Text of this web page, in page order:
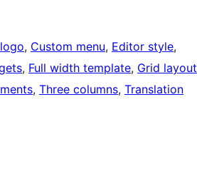
, Custom menu, Editor style
, Full width template, Grid layout
, Three columns, Translation